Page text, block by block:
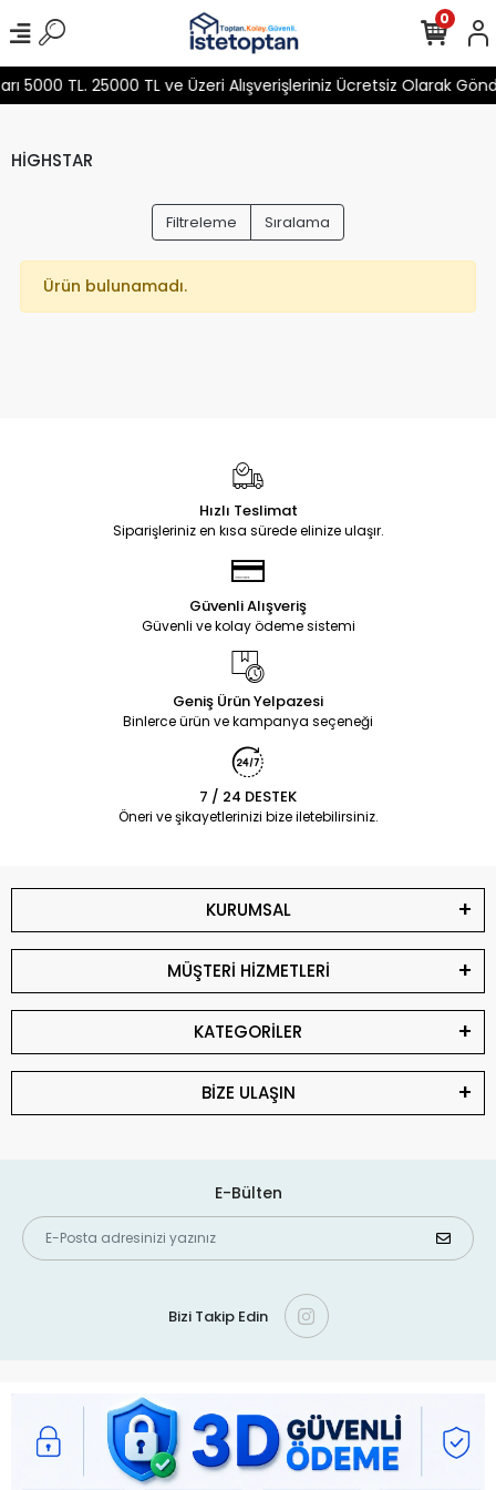
5000 TL. 25000 TL ve Üzeri Alışverişleriniz Ücretsiz Olarak
0
HİGHSTAR
Filtreleme Sıralama
Ürün bulunamadı.
Hızlı Teslimat
Siparişleriniz en kısa sürede elinize ulaşır.
Güvenli Alışveriş
Güvenli ve kolay ödeme sistemi
Geniş Ürün Yelpazesi
Binlerce ürün ve kampanya seçeneği
7 / 24 DESTEK
Öneri ve şikayetlerinizi bize iletebilirsiniz.
KURUMSAL
MÜŞTERİ HİZMETLERİ
KATEGORİLER
BİZE ULAŞIN
E-Bülten
Bizi Takip Edin